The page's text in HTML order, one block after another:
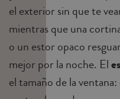
el exterior sin que te
mientras que una
o un estor opaco
mejor por la noche. El
el tamaño de la